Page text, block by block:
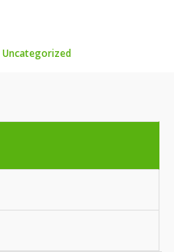
Uncategorized